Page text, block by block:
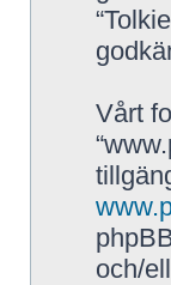
Vårt
och/